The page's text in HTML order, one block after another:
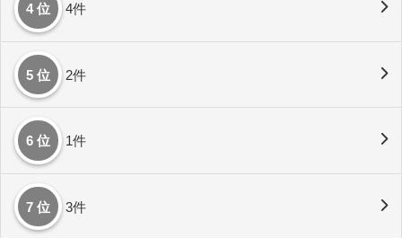
4 位 4件
5 位 2件
6 位 1件
7 位 3件